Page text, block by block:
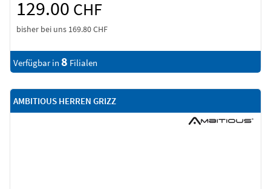
129.00 CHF
bisher bei uns 169.80 CHF
Verfügbar in 8 Filialen
AMBITIOUS HERREN GRIZZ